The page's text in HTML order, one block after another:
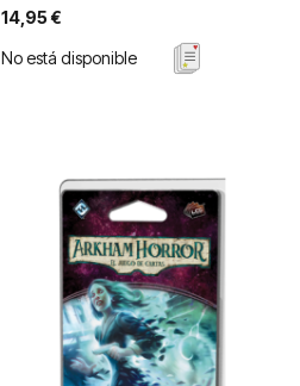
14,95 €
No está disponible